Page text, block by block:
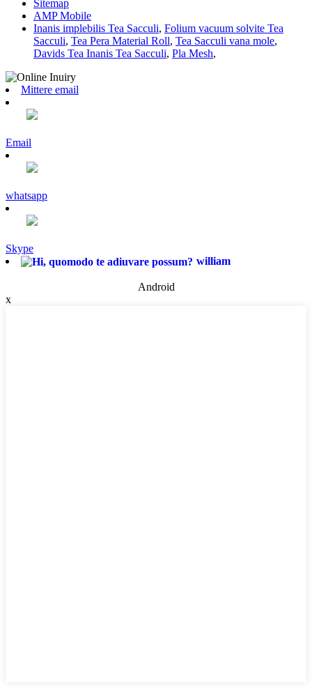
Sitemap
AMP Mobile
Inanis implebilis Tea Sacculi, Folium vacuum solvite Tea
Sacculi, Tea Pera Material Roll, Tea Sacculi vana mole,
Davids Tea Inanis Tea Sacculi, Pla Mesh,
Mittere email
Email
whatsapp
Skype
william
Android
x